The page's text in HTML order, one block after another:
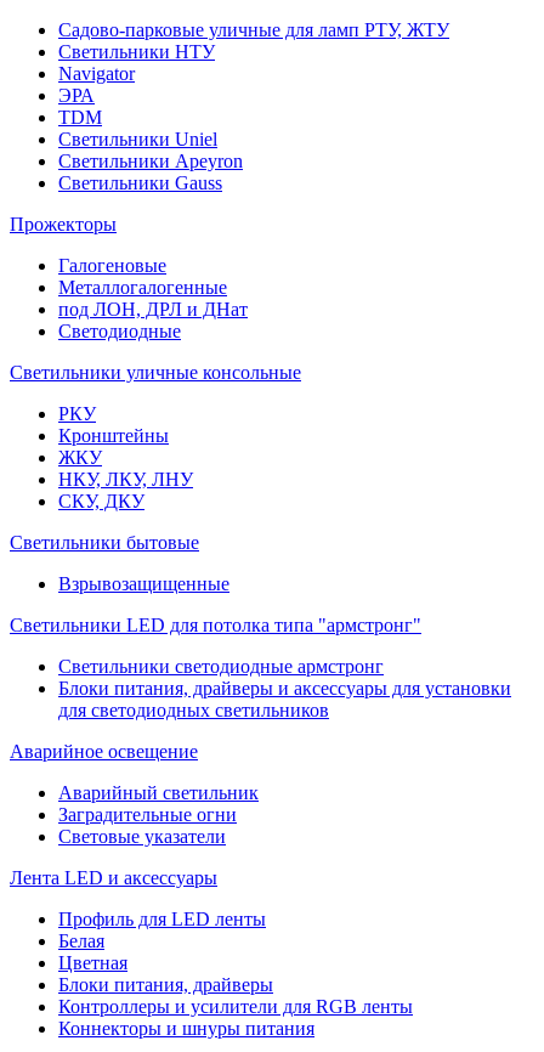
Садово-парковые уличные для ламп РТУ, ЖТУ
Светильники НТУ
Navigator
ЭРА
TDM
Светильники Uniel
Светильники Apeyron
Светильники Gauss
Прожекторы
Галогеновые
Металлогалогенные
под ЛОН, ДРЛ и ДНат
Светодиодные
Светильники уличные консольные
РКУ
Кронштейны
ЖКУ
НКУ, ЛКУ, ЛНУ
СКУ, ДКУ
Светильники бытовые
Взрывозащищенные
Светильники LED для потолка типа "армстронг"
Светильники светодиодные армстронг
Блоки питания, драйверы и аксессуары для установки
для светодиодных светильников
Аварийное освещение
Аварийный светильник
Заградительные огни
Световые указатели
Лента LED и аксессуары
Профиль для LED ленты
Белая
Цветная
Блоки питания, драйверы
Контроллеры и усилители для RGB ленты
Коннекторы и шнуры питания